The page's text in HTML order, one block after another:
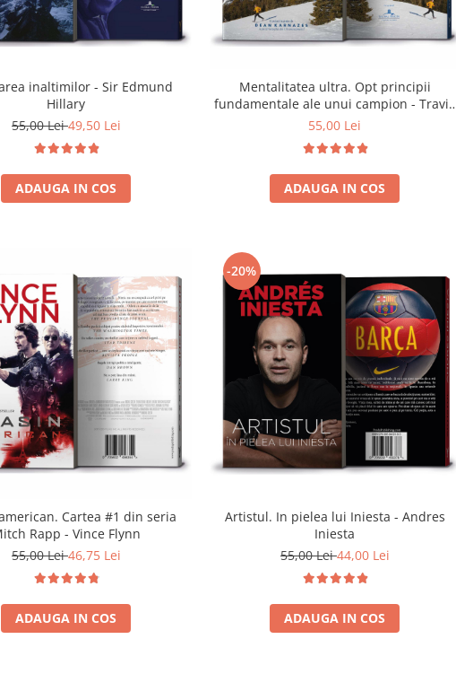
inaltimilor - Sir Edmund
Hillary
55,00 Lei49,50 Lei
ADAUGA IN COS
Mentalitatea ultra. Opt principii
fundamentale ale unui campion - Travis
Macy
55,00 Lei
ADAUGA IN COS
Cartea #1 din seria
Rapp - Vince Flynn
55,00 Lei46,75 Lei
ADAUGA IN COS
-20%
Artistul. In pielea lui Iniesta - Andres
Iniesta
55,00 Lei44,00 Lei
ADAUGA IN COS